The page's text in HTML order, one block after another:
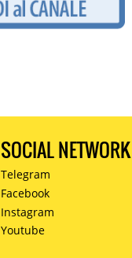
SOCIAL NETWORK
Telegram
Facebook
Instagram
Youtube